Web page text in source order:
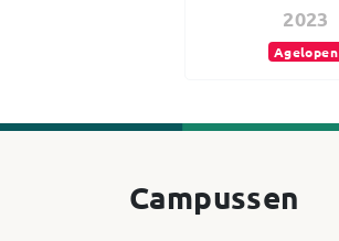
2023
Agelopen
Campussen